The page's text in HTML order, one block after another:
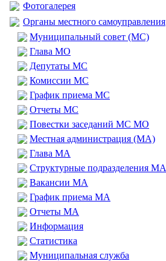
Фотогалерея
Органы местного самоуправления
Муниципальный совет (МС)
Глава МО
Депутаты МС
Комиссии МС
График приема МС
Отчеты МС
Повестки заседаний МС МО
Местная администрация (МА)
Глава МА
Структурные подразделения МА
Вакансии МА
График приема МА
Отчеты МА
Информация
Статистика
Муниципальная служба